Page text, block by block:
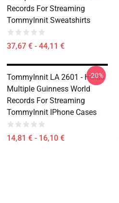
Records For Streaming
TommyInnit Sweatshirts
37,67 € - 44,11 €
TommyInnit LA 2601 - Holds
Multiple Guinness World
Records For Streaming
TommyInnit IPhone Cases
14,81 € - 16,10 €
-20%